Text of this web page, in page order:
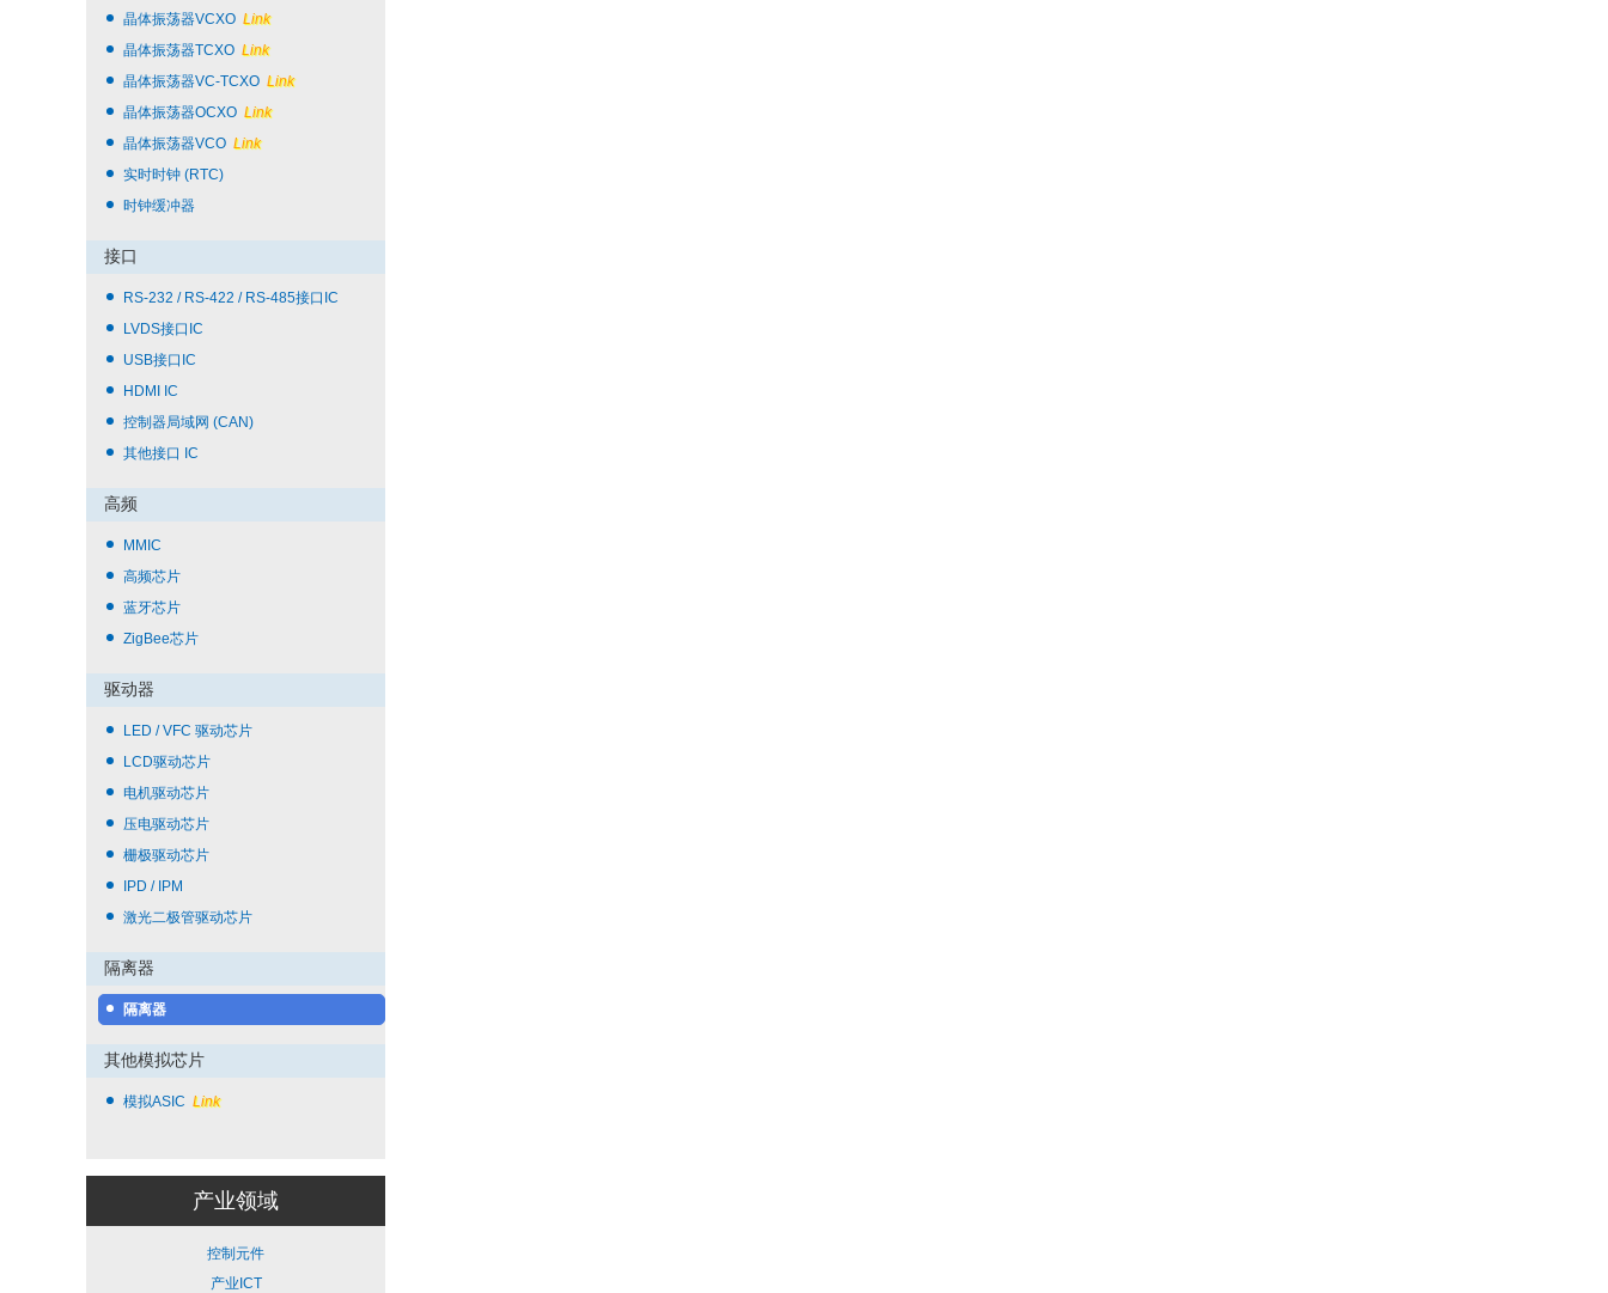
晶体振荡器VCXO Link
晶体振荡器TCXO Link
晶体振荡器VC-TCXO Link
晶体振荡器OCXO Link
晶体振荡器VCO Link
实时时钟 (RTC)
时钟缓冲器
接口
RS-232 / RS-422 / RS-485接口IC
LVDS接口IC
USB接口IC
HDMI IC
控制器局域网 (CAN)
其他接口 IC
高频
MMIC
高频芯片
蓝牙芯片
ZigBee芯片
驱动器
LED / VFC 驱动芯片
LCD驱动芯片
电机驱动芯片
压电驱动芯片
栅极驱动芯片
IPD / IPM
激光二极管驱动芯片
隔离器
隔离器
其他模拟芯片
模拟ASIC Link
产业领域
控制元件
产业ICT